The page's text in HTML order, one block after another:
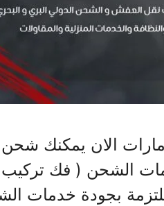
الان يمكنك
الشحن ( فك
بجودة خدمات